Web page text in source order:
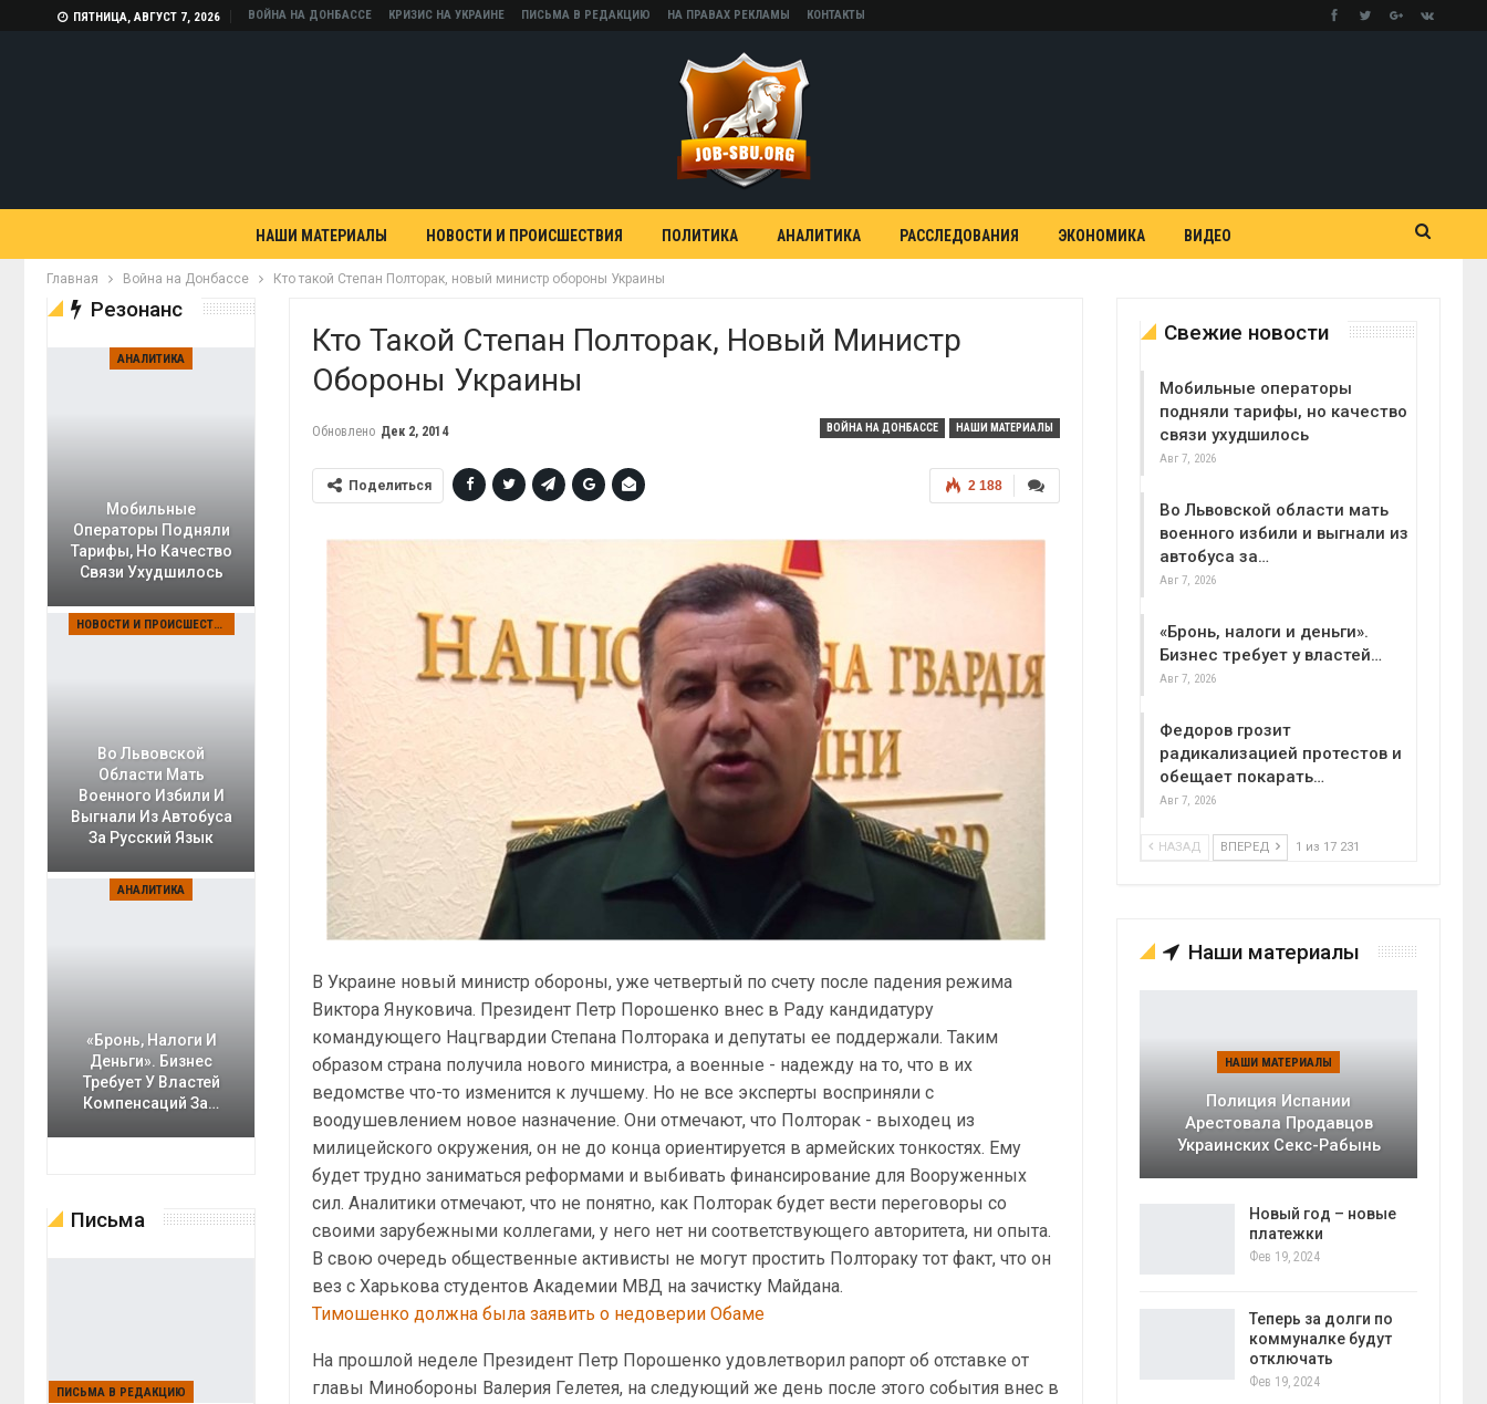
ПЯТНИЦА, АВГУСТ 7, 2026 ВОЙНА НА ДОНБАССЕ КРИЗИС НА УКРАИНЕ ПИСЬМА В РЕДАКЦИЮ НА ПРАВАХ РЕКЛАМЫ КОНТАКТЫ
НАШИ МАТЕРИАЛЫ НОВОСТИ И ПРОИСШЕСТВИЯ ПОЛИТИКА АНАЛИТИКА РАССЛЕДОВАНИЯ ЭКОНОМИКА ВИДЕО
Главная Война на Донбассе Кто такой Степан Полторак, новый министр обороны Украины
Кто Такой Степан Полторак, Новый Министр
Обороны Украины
ВОЙНА НА ДОНБАССЕ НАШИ МАТЕРИАЛЫ
Обновлено Дек 2, 2014
2 188
Поделиться
В Украине новый министр обороны, уже четвертый по счету после падения режима
Виктора Януковича. Президент Петр Порошенко внес в Раду кандидатуру
командующего Нацгвардии Степана Полторака и депутаты ее поддержали. Таким
образом страна получила нового министра, а военные - надежду на то, что в их
ведомстве что-то изменится к лучшему. Но не все эксперты восприняли с
воодушевлением новое назначение. Они отмечают, что Полторак - выходец из
милицейского окружения, он не до конца ориентируется в армейских тонкостях. Ему
будет трудно заниматься реформами и выбивать финансирование для Вооруженных
сил. Аналитики отмечают, что не понятно, как Полторак будет вести переговоры со
своими зарубежными коллегами, у него нет ни соответствующего авторитета, ни опыта.
В свою очередь общественные активисты не могут простить Полтораку тот факт, что он
вез с Харькова студентов Академии МВД на зачистку Майдана.
Тимошенко должна была заявить о недоверии Обаме
На прошлой неделе Президент Петр Порошенко удовлетворил рапорт об отставке от
главы Минобороны Валерия Гелетея, на следующий же день после этого события внес в
Свежие новости
Мобильные операторы
подняли тарифы, но качество
связи ухудшилось
Авг 7, 2026
Во Львовской области мать
военного избили и выгнали из
автобуса за…
Авг 7, 2026
«Бронь, налоги и деньги».
Бизнес требует у властей…
Авг 7, 2026
Федоров грозит
радикализацией протестов и
обещает покарать…
Авг 7, 2026
НАЗАД ВПЕРЕД 1 из 17 231
Наши материалы
НАШИ МАТЕРИАЛЫ
Полиция Испании
Арестовала Продавцов
Украинских Секс-Рабынь
Новый год – новые
платежки
Фев 19, 2024
Теперь за долги по
коммуналке будут
отключать
Фев 19, 2024
Резонанс
АНАЛИТИКА
Мобильные
Операторы Подняли
Тарифы, Но Качество
Связи Ухудшилось
НОВОСТИ И ПРОИСШЕСТВИЯ
Во Львовской
Области Мать
Военного Избили И
Выгнали Из Автобуса
За Русский Язык
АНАЛИТИКА
«Бронь, Налоги И
Деньги». Бизнес
Требует У Властей
Компенсаций За…
Письма
ПИСЬМА В РЕДАКЦИЮ